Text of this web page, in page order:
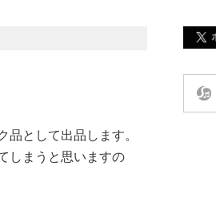
として出品します。
しまうと思いますの